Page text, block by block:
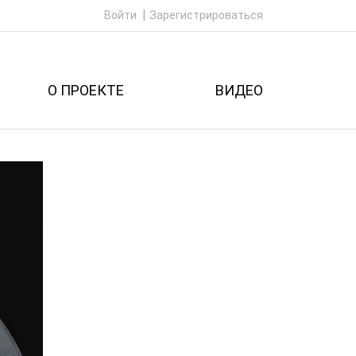
Войти Зарегистрироваться
О ПРОЕКТЕ ВИДЕО